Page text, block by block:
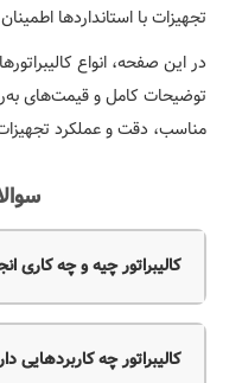
تجهیزات با استانداردها
در این صفحه، انواع
توضیحات کامل و قیمت‌های
مناسب، دقت و عملکرد
کالیبراتور چیه و چه کاری
کالیبراتور چه کاربردهایی